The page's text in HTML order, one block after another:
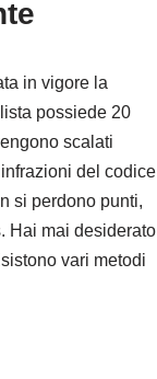
in vigore la
possiede 20
scalati
del codice
si perdono punti,
Hai mai desiderato
vari metodi